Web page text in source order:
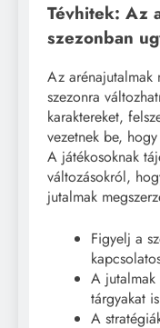
Tévhitek: Az
szezonban
Az arénajutalmak
szezonra
karaktereket,
vezetnek be,
A játékosoknak
változásokról,
jutalmak
Figyelj a
A jutalmak
tárgyakat
A